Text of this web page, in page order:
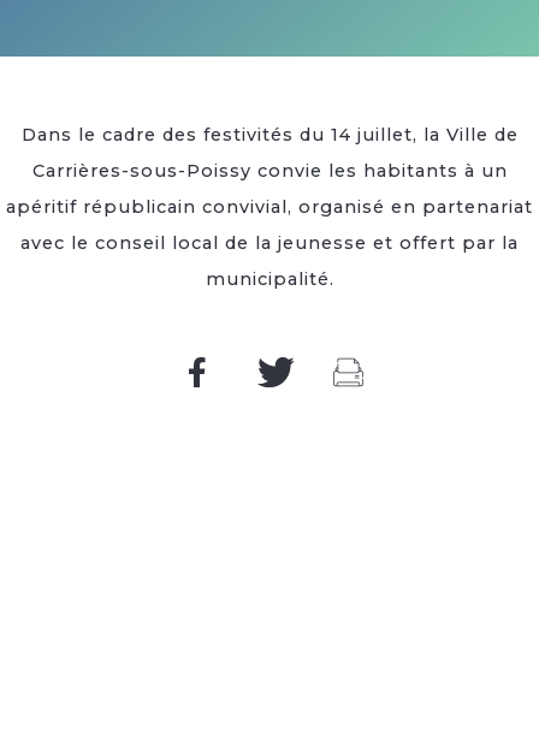
Dans le cadre des festivités du 14 juillet, la Ville de
Carrières-sous-Poissy convie les habitants à un
apéritif républicain convivial, organisé en partenariat
avec le conseil local de la jeunesse et offert par la
municipalité.